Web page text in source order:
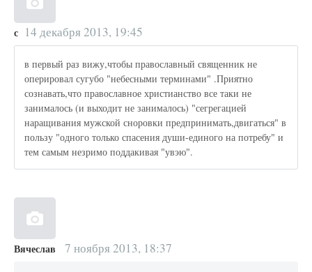
с 14 декабря 2013, 19:45
в первый раз вижу,чтобы православный священник не
оперировал сугубо "небесными терминами" .Приятно
сознавать,что православное христианство все таки не
занималось (и выходит не занималось) "сегрегацией
наращивания мужской сноровки предпринимать,двигаться" в
пользу "одного только спасения души-единого на потребу" и
тем самым незримо поддакивая "увэю".
Вячеслав 7 ноября 2013, 18:37